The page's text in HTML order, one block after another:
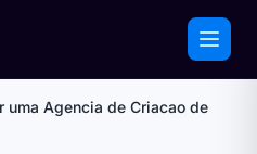
uma Agencia de Criacao de